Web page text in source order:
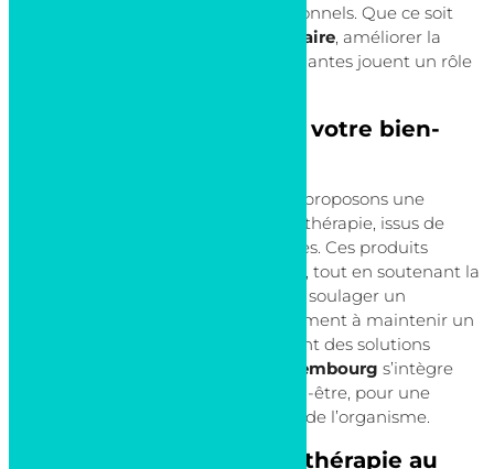
naturelles aux traitements conventionnels. Que ce soit
système immunitaire, améliorer la
, les plantes jouent un rôle
Les plantes au service de votre bien-
À la Pharmacie de Bonnevoie, nous proposons une
gamme variée de produits de phytothérapie, issus de
plantes soigneusement sélectionnées. Ces produits
répondent à des besoins spécifiques, tout en soutenant la
globale. Que vous cherchiez à soulager un
problème de santé précis ou simplement à maintenir un
équilibre quotidien, les plantes offrent des solutions
phytothérapie au Luxembourg s’intègre
facilement dans une routine de bien-être, pour une
approche naturelle et respectueuse de l’organisme.
Pourquoi choisir la Phytothérapie au